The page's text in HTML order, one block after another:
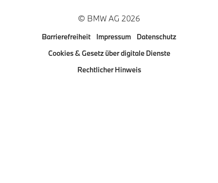
© BMW AG 2026
Barrierefreiheit Impressum
Datenschutz
Cookies & Gesetz über digitale Dienste
Rechtlicher Hinweis